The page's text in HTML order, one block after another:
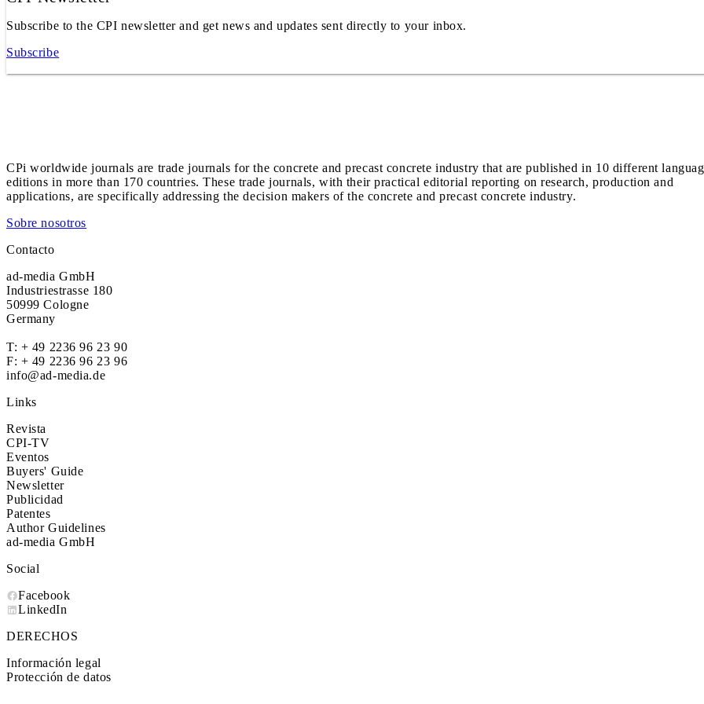
Subscribe to the CPI newsletter and get news and updates sent directly to your inbox.
Subscribe
CPi worldwide journals are trade journals for the concrete and precast concrete industry that are published in 10 different
editions in more than 170 countries. These trade journals, with their practical editorial reporting on research, production and
applications, are specifically addressing the decision makers of the concrete and precast concrete industry.
Sobre nosotros
Contacto
ad-media GmbH
Industriestrasse 180
50999 Cologne
Germany
T: + 49 2236 96 23 90
F: + 49 2236 96 23 96
info@ad-media.de
Links
Revista
CPI-TV
Eventos
Buyers' Guide
Newsletter
Publicidad
Patentes
Author Guidelines
ad-media GmbH
Social
Facebook
LinkedIn
DERECHOS
Información legal
Protección de datos